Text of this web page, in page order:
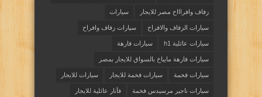
زفاف وافراااح مصر للايجار سيارات
سيارات الزفاف والافراح سيارات زفاف وافراح
سيارات عائلية h1 سيارات فارهة
سيارات فارهة مايباخ بالسواق للايجار بمصر
سيارات فخمة سيارات فخمة للايجار سيارات للايجار
سيارات ناجير مرسيدس فخمة فأنار عائلية للايجار